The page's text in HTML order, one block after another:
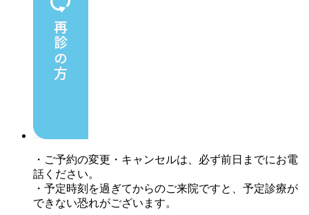
・ご予約の変更・キャンセルは、必ず前日までにお電
話ください。
・予定時刻を過ぎてからのご来院ですと、予定診療が
できない恐れがございます。